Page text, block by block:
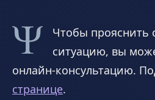
Чтобы прояснить
ситуацию, вы
онлайн-консультацию.
странице.